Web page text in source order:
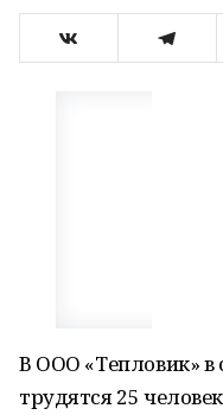
В ООО «Тепловик» в
трудятся 25